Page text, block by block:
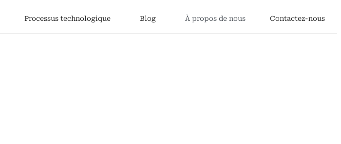
Processus technologique Blog À propos de nous Contactez-nous